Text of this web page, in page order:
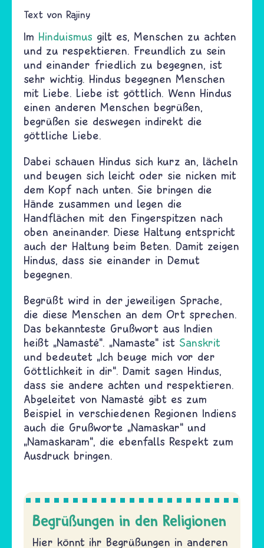
Text von Rajiny
Im Hinduismus gilt es, Menschen zu achten
und zu respektieren. Freundlich zu sein
und einander friedlich zu begegnen, ist
sehr wichtig. Hindus begegnen Menschen
mit Liebe. Liebe ist göttlich. Wenn Hindus
einen anderen Menschen begrüßen,
begrüßen sie deswegen indirekt die
göttliche Liebe.
Dabei schauen Hindus sich kurz an, lächeln
und beugen sich leicht oder sie nicken mit
dem Kopf nach unten. Sie bringen die
Hände zusammen und legen die
Handflächen mit den Fingerspitzen nach
oben aneinander. Diese Haltung entspricht
auch der Haltung beim Beten. Damit zeigen
Hindus, dass sie einander in Demut
begegnen.
Begrüßt wird in der jeweiligen Sprache,
die diese Menschen an dem Ort sprechen.
Das bekannteste Grußwort aus Indien
heißt „Namasté“. „Namaste“ ist Sanskrit
und bedeutet „Ich beuge mich vor der
Göttlichkeit in dir“. Damit sagen Hindus,
dass sie andere achten und respektieren.
Abgeleitet von Namasté gibt es zum
Beispiel in verschiedenen Regionen Indiens
auch die Grußworte „Namaskar“ und
„Namaskaram“, die ebenfalls Respekt zum
Ausdruck bringen.
Begrüßungen in den Religionen
Hier könnt ihr Begrüßungen in anderen